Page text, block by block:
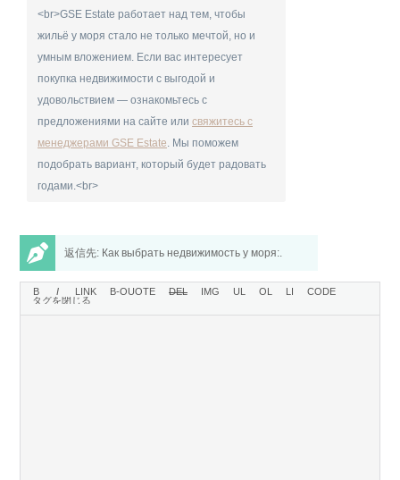
<br>GSE Estate работает над тем, чтобы
жильё у моря стало не только мечтой, но и
умным вложением. Если вас интересует
покупка недвижимости с выгодой и
удовольствием — ознакомьтесь с
предложениями на сайте или свяжитесь с
менеджерами GSE Estate. Мы поможем
подобрать вариант, который будет радовать
годами.<br>
返信先: Как выбрать недвижимость у моря:.